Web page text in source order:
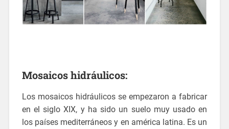
Mosaicos hidráulicos:
Los mosaicos hidráulicos se empezaron a fabricar
en el siglo XIX, y ha sido un suelo muy usado en
los países mediterráneos y en américa latina. Es un